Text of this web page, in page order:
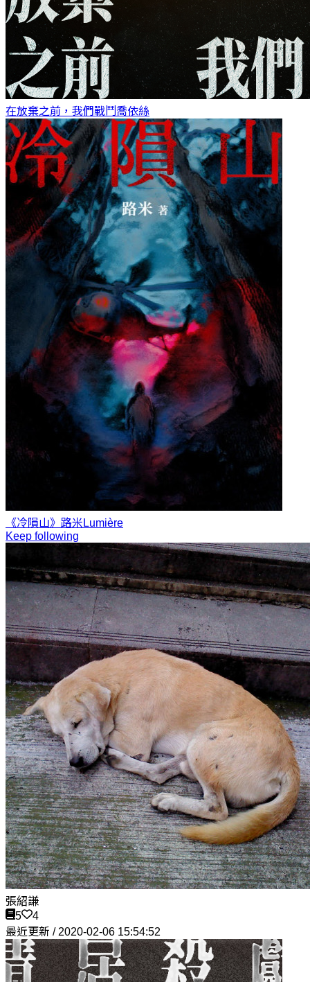
在放棄之前，我們戰鬥 喬依絲
《冷隕山》 路米Lumière
Keep following
張紹謙
5
4
最近更新 / 2020-02-06 15:54:52